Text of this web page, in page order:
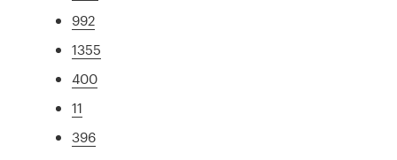
992
1355
400
11
396